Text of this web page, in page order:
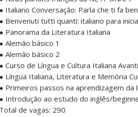
● Italiano Conversação: Parla che ti fa
● Benvenuti tutti quanti: italiano para
● Panorama da Literatura Italiana
● Alemão básico 1
● Alemão básico 2
● Curso de Língua e Cultura Italiana
● Língua Italiana, Literatura e Memória
● Primeiros passos na aprendizagem da
● Introdução ao estudo do inglês/
Total de vagas: 290